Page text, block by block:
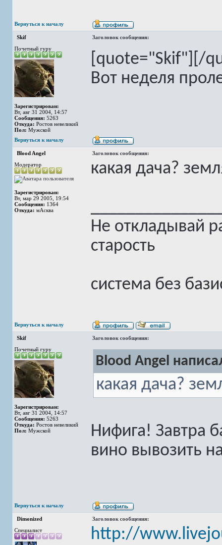
Вернуться к началу
Skif
Заголовок сообщения:
Почетный гуру
Зарегистрирован:
Вт, авг 31 2004, 14:57
Сообщения: 5263
Откуда: Ростов невеликий
Пол: Мужской
[quote="Skif"][/
Вот неделя
Вернуться к началу
Blood Angel
Заголовок сообщения:
Модератор
Зарегистрирован:
Вт, мар 29 2005, 19:54
Сообщения: 1364
Откуда: мАсква
какая дача?
Не откладывай
старость
система без
Вернуться к началу
Skif
Заголовок сообщения:
Почетный гуру
Зарегистрирован:
Вт, авг 31 2004, 14:57
Сообщения: 5263
Откуда: Ростов невеликий
Пол: Мужской
Blood Angel
какая дача?
Нифига! Завтра
вино вывозить
Вернуться к началу
Dimonized
Заголовок сообщения:
Специалист
http://